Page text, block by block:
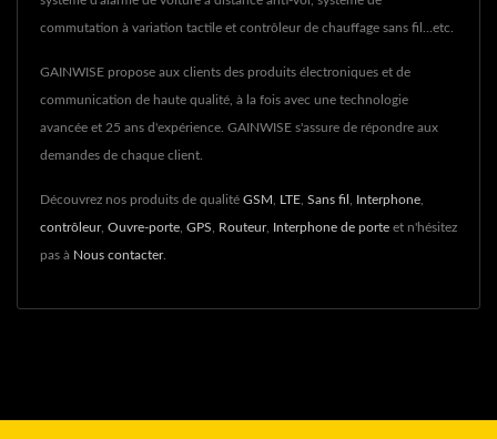
commutation à variation tactile et contrôleur de chauffage sans fil...etc.
GAINWISE propose aux clients des produits électroniques et de
communication de haute qualité, à la fois avec une technologie
avancée et 25 ans d'expérience. GAINWISE s'assure de répondre aux
demandes de chaque client.
Découvrez nos produits de qualité GSM LTE Sans fil Interphone
contrôleur, Ouvre-porte GPS Routeur, Interphone de porte et n'hésitez
pas à Nous contacter.